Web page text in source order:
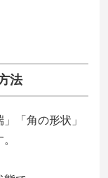
法
「角の形状」